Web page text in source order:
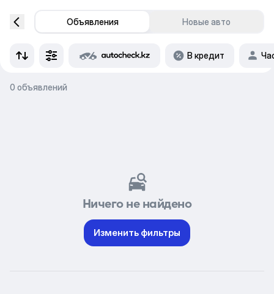
Объявления Новые авто
В кредит
0 объявлений
Ничего не найдено
Изменить фильтры